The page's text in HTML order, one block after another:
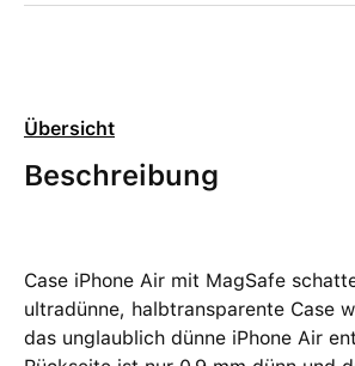
Übersicht
Beschreibung
Case iPhone Air mit MagSafe
ultradünne, halbtransparente Case
das unglaublich dünne iPhone Air